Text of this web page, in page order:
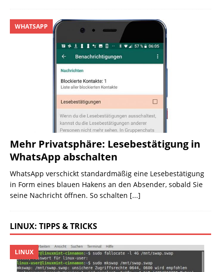
Mehr Privatsphäre: Lesebestätigung in
WhatsApp abschalten
WHATSAPP
WhatsApp verschickt standardmäßig eine Lesebestätigung
in Form eines blauen Hakens an den Absender, sobald Sie
seine Nachricht öffnen. So schalten [...]
LINUX: TIPPS & TRICKS
LINUX